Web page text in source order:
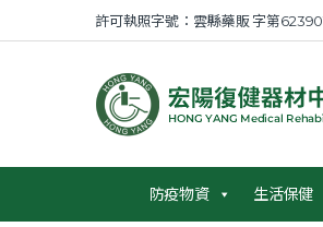
Skip to navigation
Skip to content許可執照字號：雲縣藥販 字第
防疫物資 生活保健